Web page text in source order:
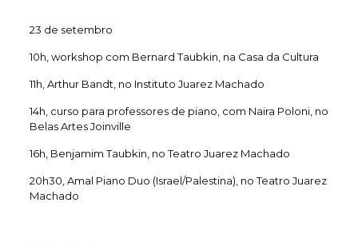
23 de setembro
10h, workshop com Bernard Taubkin, na Casa da Cultura
11h, Arthur Bandt, no Instituto Juarez Machado
14h, curso para professores de piano, com Naira Poloni, no
Belas Artes Joinville
16h, Benjamim Taubkin, no Teatro Juarez Machado
20h30, Amal Piano Duo (Israel/Palestina), no Teatro Juarez
Machado